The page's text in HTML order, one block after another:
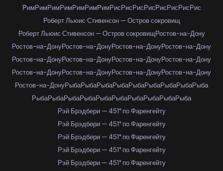
РимРимРимРимРимРимРимРисРисРисРисРисРисРисРис
Роберт Льюис Стивенсон — Остров сокровищ
Роберт Льюис Стивенсон — Остров сокровищРостов-на-Дону
Ростов-на-ДонуРостов-на-ДонуРостов-на-ДонуРостов-на-Дону
Ростов-на-ДонуРостов-на-ДонуРостов-на-ДонуРостов-на-Дону
Ростов-на-ДонуРостов-на-ДонуРостов-на-ДонуРостов-на-Дону
Ростов-на-ДонуРыбаРыбаРыбаРыбаРыбаРыбаРыбаРыбаРыба
РыбаРыбаРыбаРыбаРыбаРыбаРыбаРыбаРыбаРыба
Рэй Брэдбери — 451° по Фаренгейту
Рэй Брэдбери — 451° по Фаренгейту
Рэй Брэдбери — 451° по Фаренгейту
Рэй Брэдбери — 451° по Фаренгейту
Рэй Брэдбери — 451° по Фаренгейту